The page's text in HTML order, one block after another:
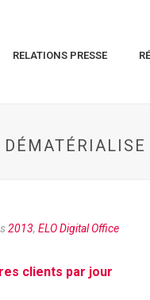
RELATIONS PRESSE
2013, ELO Digital Office
clients par jour